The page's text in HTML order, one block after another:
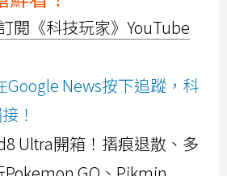
閱《科技玩家》YouTube
Google News按下追蹤，科
！
Ultra開箱！摺痕退散、多